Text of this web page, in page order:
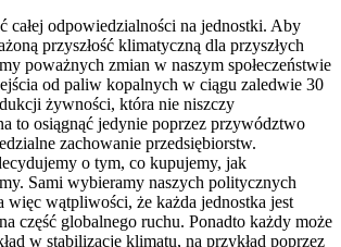
całej odpowiedzialności na jednostki. Aby
przyszłość klimatyczną dla przyszłych
poważnych zmian w naszym społeczeństwie
od paliw kopalnych w ciągu zaledwie 30
żywności, która nie niszczy
to osiągnąć jedynie poprzez przywództwo
zachowanie przedsiębiorstw.
o tym, co kupujemy, jak
Sami wybieramy naszych politycznych
więc wątpliwości, że każda jednostka jest
część globalnego ruchu. Ponadto każdy może
w stabilizację klimatu, na przykład poprzez